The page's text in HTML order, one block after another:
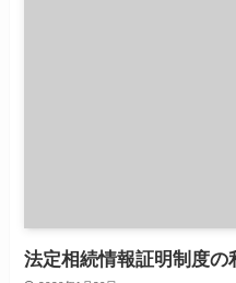
法定相続情報証明制度の